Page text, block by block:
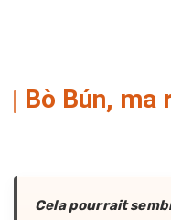
Bò Bún,
Cela pourrait